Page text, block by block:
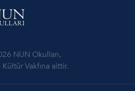
NUN Okulları,
Vakfına aittir.